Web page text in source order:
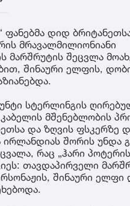
ფანებმა დიდ
მრავალმილიონიანი
მარშრუტის შეცვლა
შინაური ელფის,
სტერლინგის
მშენებლობის
და ზღვის ფსკერზე
ირლანდიას შორის უნდა
რაც „ჰარი
თავდაპირველი
შინაური ელფი